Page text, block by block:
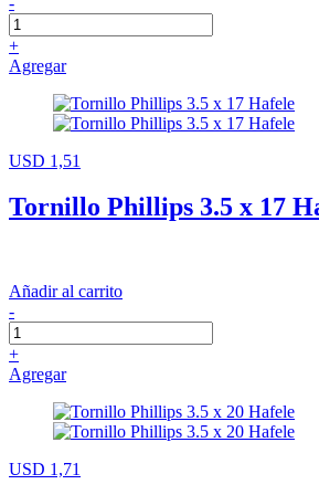
+
Agregar
USD 1,51
Tornillo Phillips 3.5 x 17
Añadir al carrito
-
+
Agregar
USD 1,71